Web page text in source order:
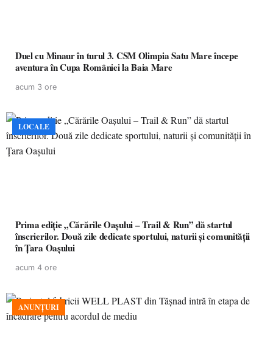
Duel cu Minaur în turul 3. CSM Olimpia Satu Mare începe
aventura în Cupa României la Baia Mare
acum 3 ore
LOCALE
Prima ediție „Cărările Oașului – Trail & Run” dă startul
înscrierilor. Două zile dedicate sportului, naturii și comunității
în Țara Oașului
acum 4 ore
ANUNȚURI